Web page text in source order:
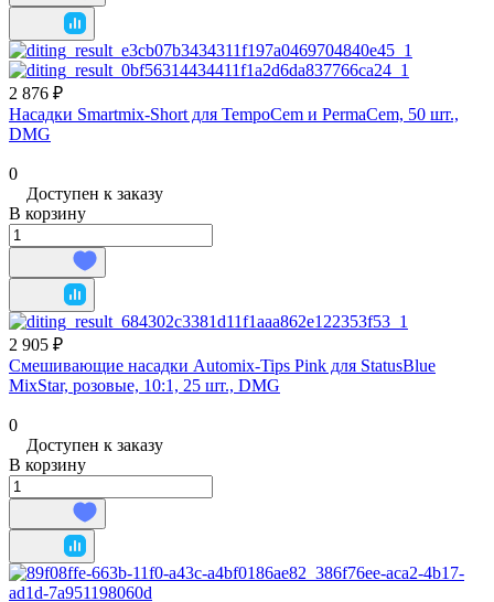
2 876 ₽
Насадки Smartmix‑Short для TempoCem и PermaCem, 50 шт.,
DMG
0
Доступен к заказу
В корзину
2 905 ₽
Смешивающие насадки Automix‑Tips Pink для StatusBlue
MixStar, розовые, 10:1, 25 шт., DMG
0
Доступен к заказу
В корзину